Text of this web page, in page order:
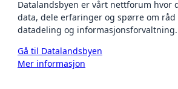
Datalandsbyen er vårt nettforum hvor
data, dele erfaringer og spørre om
datadeling og informasjonsforvaltning.
Gå til Datalandsbyen
Mer informasjon